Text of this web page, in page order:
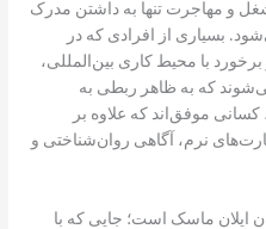
و مهاجرت تنها به داشتن مدرک
بسیاری از افرادی که در
با محیط کاری بین‌المللی،
که به ظاهر ربطی به
موفق‌اند که علاوه بر
نرم، آگاهی روان‌شناختی و
ایلان ماسک است؛ جایی که با